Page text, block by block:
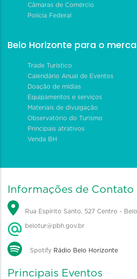
Câmaras de Comércio
Polícia Federal
Belo Horizonte para o
Trade Turístico
Calendário Anual de Eventos
Doação de mídias
Equipamentos e serviços
Materiais de divulgação
Observatório do Turismo
Principais atrativos
Venda BH
Informações de Contato
Rua Espírito Santo, 527 Centro -
belotur@pbh.gov.br
Spotify Rádio Belo Horizonte
Principais Eventos